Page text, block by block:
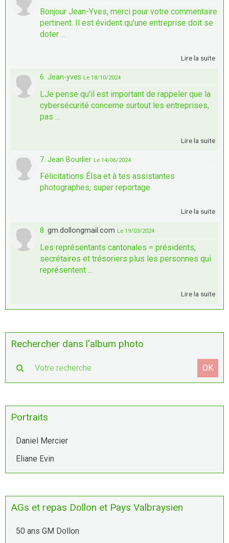
Bonjour Jean-Yves, merci pour votre commentaire
pertinent. Il est évident qu'une entreprise doit se
doter ...
Lire la suite
6. Jean-yves Le 18/10/2024
LJe pense qu'il est important de rappeler que la
cybersécurité concerne surtout les entreprises,
pas ...
Lire la suite
7. Jean Bourlier Le 14/06/2024
Félicitations Élsa et à tes assistantes
photographes, super reportage.
Lire la suite
8. gm.dollongmail.com Le 19/03/2024
Les représentants cantonales = présidents,
secrétaires et trésoriers plus les personnes qui
représentent ...
Lire la suite
Rechercher dans l'album photo
OK
Portraits
Daniel Mercier
Eliane Evin
AGs et repas Dollon et Pays Valbraysien
50 ans GM Dollon